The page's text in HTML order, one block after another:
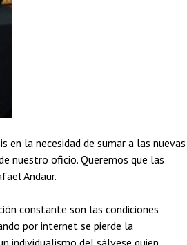
la necesidad de sumar a las nuevas
nuestro oficio. Queremos que las
Andaur.
constante son las condiciones
por internet se pierde la